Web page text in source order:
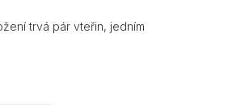
trvá pár vteřin, jedním